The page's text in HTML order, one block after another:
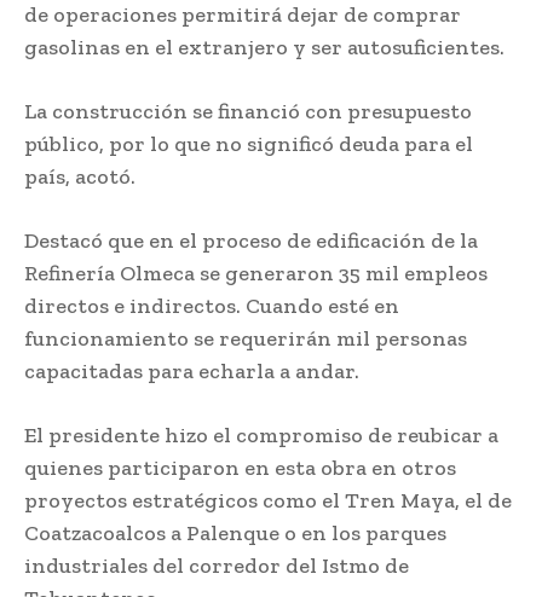
de operaciones permitirá dejar de comprar
gasolinas en el extranjero y ser autosuficientes.
La construcción se financió con presupuesto
público, por lo que no significó deuda para el
país, acotó.
Destacó que en el proceso de edificación de la
Refinería Olmeca se generaron 35 mil empleos
directos e indirectos. Cuando esté en
funcionamiento se requerirán mil personas
capacitadas para echarla a andar.
El presidente hizo el compromiso de reubicar a
quienes participaron en esta obra en otros
proyectos estratégicos como el Tren Maya, el de
Coatzacoalcos a Palenque o en los parques
industriales del corredor del Istmo de